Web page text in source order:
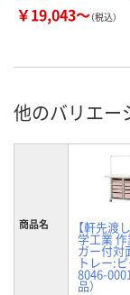
￥19,043～（税込）
他のバリエー
商品名 【軒先渡
学工業
ガー付対
トレー:
8046-
品）